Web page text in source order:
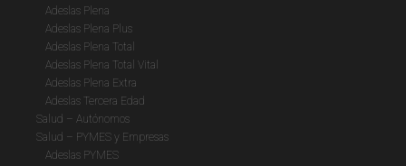
Adeslas Plena
Adeslas Plena Plus
Adeslas Plena Total
Adeslas Plena Total Vital
Adeslas Plena Extra
Adeslas Tercera Edad
Salud – Autónomos
Salud – PYMES y Empresas
Adeslas PYMES